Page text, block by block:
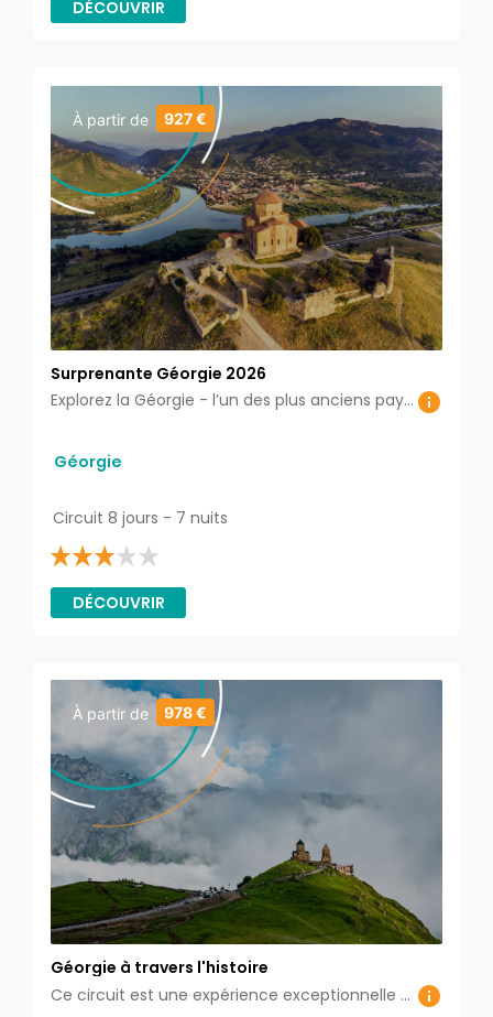
DÉCOUVRIR
À partir de 927 €
Surprenante Géorgie 2026
Explorez la Géorgie - l’un des plus anciens pays, préservant toujours sa culture inédite et son histoire séculaire, sa langue, ses traditions ancestrales originales et sa foi chrétienne dans des paysages époustouflants.
Géorgie
Circuit 8 jours - 7 nuits
DÉCOUVRIR
À partir de 978 €
Géorgie à travers l'histoire
Ce circuit est une expérience exceptionnelle qui vous transporte à travers les siècles, explorant des vestiges anciens, des forteresses médiévales, et des sites culturels de ce pays enchanteur du Caucase. Cette aventure historique vous offre une plongée profonde dans le riche passé de la Géorgie, mêlant histoire, architecture et traditions.